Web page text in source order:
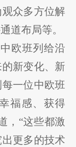
众多方位解
道布局等。
欧班列给沿
新变化、新
一位中欧班
福感、获得
，“这些都激
更多的技术